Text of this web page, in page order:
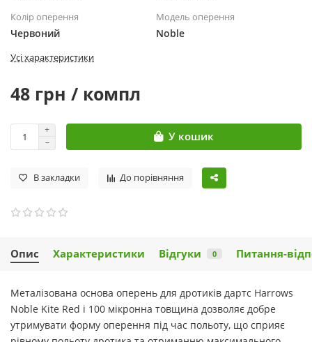
Колір оперення
Червоний
Модель оперення
Noble
Усі характеристики
48 грн / компл
У кошик
В закладки До порівняння
Опис Характеристики Відгуки 0 Питання-
Металізована основа оперень для дротиків дартс Harrows
Noble Kite Red і 100 мікронна товщина дозволяє добре
утримувати форму оперення під час польоту, що сприяє